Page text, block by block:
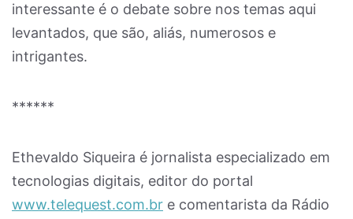
interessante é o debate sobre nos temas aqui
levantados, que são, aliás, numerosos e
intrigantes.
******
Ethevaldo Siqueira é jornalista especializado em
tecnologias digitais, editor do portal
www.telequest.com.br e comentarista da Rádio